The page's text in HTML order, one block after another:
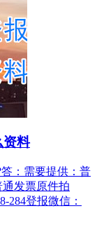
资料
：需要提供：普
发票原件拍
284登报微信：